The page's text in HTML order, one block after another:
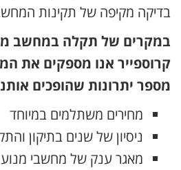
בדיקה מקיפה של תקינות
במקרים של תקלה במחשב
קרוספייר אנו מספקים את
מספר יתרונות שהופכים
מחירים משתלמים במיוחד
ניסיון של שנים בתיקון
מאגר ענק של מחשבי